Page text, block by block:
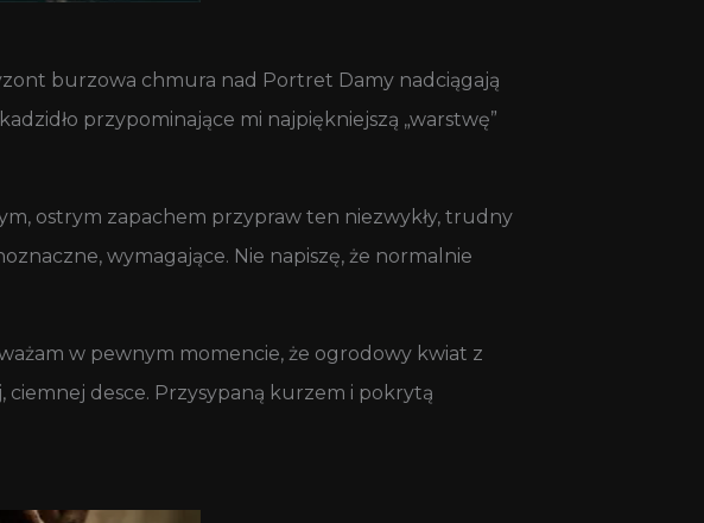
burzowa chmura nad Portret Damy nadciągają
przypominające mi najpiękniejszą „warstwę”
ostrym zapachem przypraw ten niezwykły, trudny
wymagające. Nie napiszę, że normalnie
w pewnym momencie, że ogrodowy kwiat z
ciemnej desce. Przysypaną kurzem i pokrytą